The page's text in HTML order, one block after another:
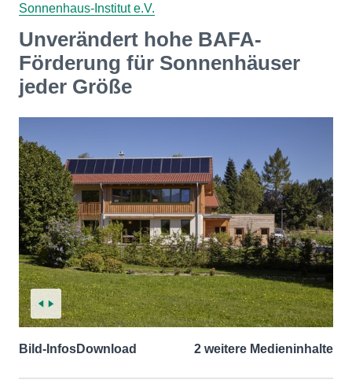
Sonnenhaus-Institut e.V.
Unverändert hohe BAFA-
Förderung für Sonnenhäuser
jeder Größe
Bild-InfosDownload 2 weitere Medieninhalte